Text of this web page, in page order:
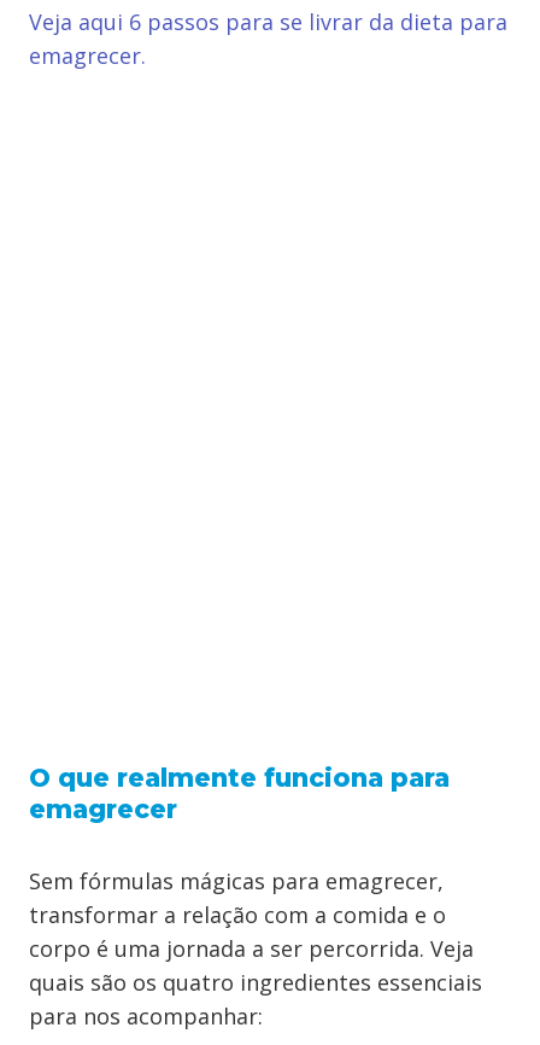
Veja aqui 6 passos para se livrar da dieta para
emagrecer.
O que realmente funciona para
emagrecer
Sem fórmulas mágicas para emagrecer,
transformar a relação com a comida e o
corpo é uma jornada a ser percorrida. Veja
quais são os quatro ingredientes essenciais
para nos acompanhar: